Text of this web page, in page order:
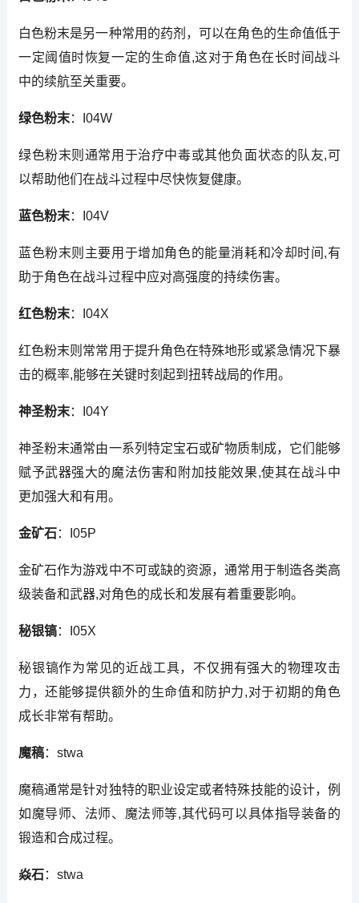
白色粉末是另一种常用的药剂，可以在角色的生命值低于
一定阈值时恢复一定的生命值,这对于角色在长时间战斗
中的续航至关重要。
绿色粉末：I04W
绿色粉末则通常用于治疗中毒或其他负面状态的队友,可
以帮助他们在战斗过程中尽快恢复健康。
蓝色粉末：I04V
蓝色粉末则主要用于增加角色的能量消耗和冷却时间,有
助于角色在战斗过程中应对高强度的持续伤害。
红色粉末：I04X
红色粉末则常常用于提升角色在特殊地形或紧急情况下暴
击的概率,能够在关键时刻起到扭转战局的作用。
神圣粉末：I04Y
神圣粉末通常由一系列特定宝石或矿物质制成，它们能够
赋予武器强大的魔法伤害和附加技能效果,使其在战斗中
更加强大和有用。
金矿石：I05P
金矿石作为游戏中不可或缺的资源，通常用于制造各类高
级装备和武器,对角色的成长和发展有着重要影响。
秘银镐：I05X
秘银镐作为常见的近战工具，不仅拥有强大的物理攻击
力，还能够提供额外的生命值和防护力,对于初期的角色
成长非常有帮助。
魔稿：stwa
魔稿通常是针对独特的职业设定或者特殊技能的设计，例
如魔导师、法师、魔法师等,其代码可以具体指导装备的
锻造和合成过程。
焱石：stwa